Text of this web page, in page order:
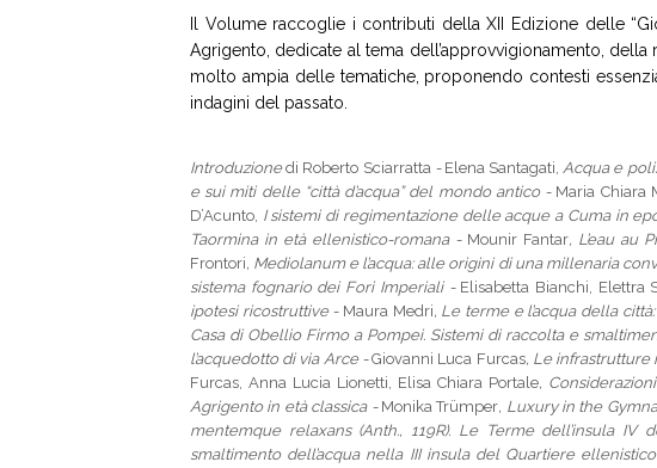
Il Volume raccoglie i contributi della XII Edizione delle
Agrigento, dedicate al tema dell’approvvigionamento,
molto ampia delle tematiche, proponendo contesti
indagini del passato.
Introduzionedi Roberto Sciarratta- Elena Santagati,Acqua e
e sui miti delle “città d’acqua” del mondo antico - Maria Chiara
D’Acunto, I sistemi di regimentazione delle acque a Cuma in
Taormina in età ellenistico-romana - Mounir Fantar, L’eau au
Frontori, Mediolanume l’acqua: alle origini di una millenaria
sistema fognario dei Fori Imperiali - Elisabetta Bianchi, Elettra
ipotesi ricostruttive - Maura Medri, Le terme e l’acqua della
Casa di Obellio Firmo a Pompei. Sistemi di raccolta e
l’acquedotto di via Arce -Giovanni Luca Furcas, Le infrastrutture
Furcas, Anna Lucia Lionetti, Elisa Chiara Portale,
Agrigento in età classica - Monika Trümper, Luxury in the
mentemque relaxans(Anth., 119R). Le Terme dell’insulaIV
smaltimento dell’acqua nella III insuladel Quartiere